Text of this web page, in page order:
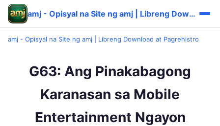
amj - Opisyal na Site ng amj | Libreng Download at Pagrehistro
amj - Opisyal na Site ng amj | Libreng Download at Pagrehistro
G63: Ang Pinakabagong
Karanasan sa Mobile
Entertainment Ngayon